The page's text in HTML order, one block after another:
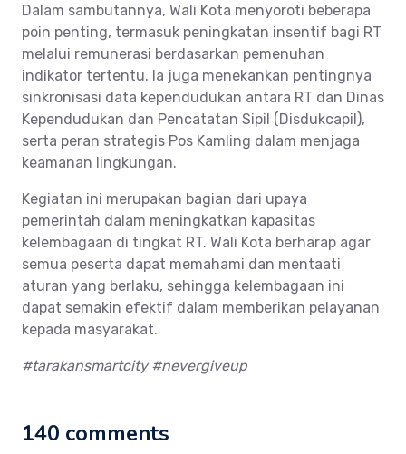
Dalam sambutannya, Wali Kota menyoroti beberapa
poin penting, termasuk peningkatan insentif bagi RT
melalui remunerasi berdasarkan pemenuhan
indikator tertentu. Ia juga menekankan pentingnya
sinkronisasi data kependudukan antara RT dan Dinas
Kependudukan dan Pencatatan Sipil (Disdukcapil),
serta peran strategis Pos Kamling dalam menjaga
keamanan lingkungan.
Kegiatan ini merupakan bagian dari upaya
pemerintah dalam meningkatkan kapasitas
kelembagaan di tingkat RT. Wali Kota berharap agar
semua peserta dapat memahami dan mentaati
aturan yang berlaku, sehingga kelembagaan ini
dapat semakin efektif dalam memberikan pelayanan
kepada masyarakat.
#tarakansmartcity #nevergiveup
140 comments